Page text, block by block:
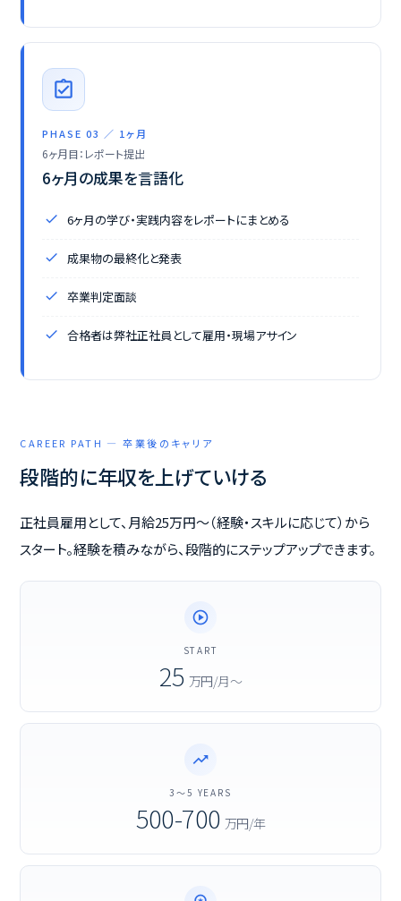
assignment_turned_in
PHASE 03 ／ 1ヶ月
6ヶ月目：レポート提出
6ヶ月の成果を言語化
6ヶ月の学び・実践内容をレポートにまとめる
成果物の最終化と発表
卒業判定面談
合格者は弊社正社員として雇用・現場アサイン
CAREER PATH — 卒業後のキャリア
段階的に年収を上げていける
正社員雇用として、月給25万円〜（経験・スキルに応じて）から
スタート。経験を積みながら、段階的にステップアップできます。
play_circle
START
25 万円/月〜
trending_up
3〜5 YEARS
500-700 万円/年